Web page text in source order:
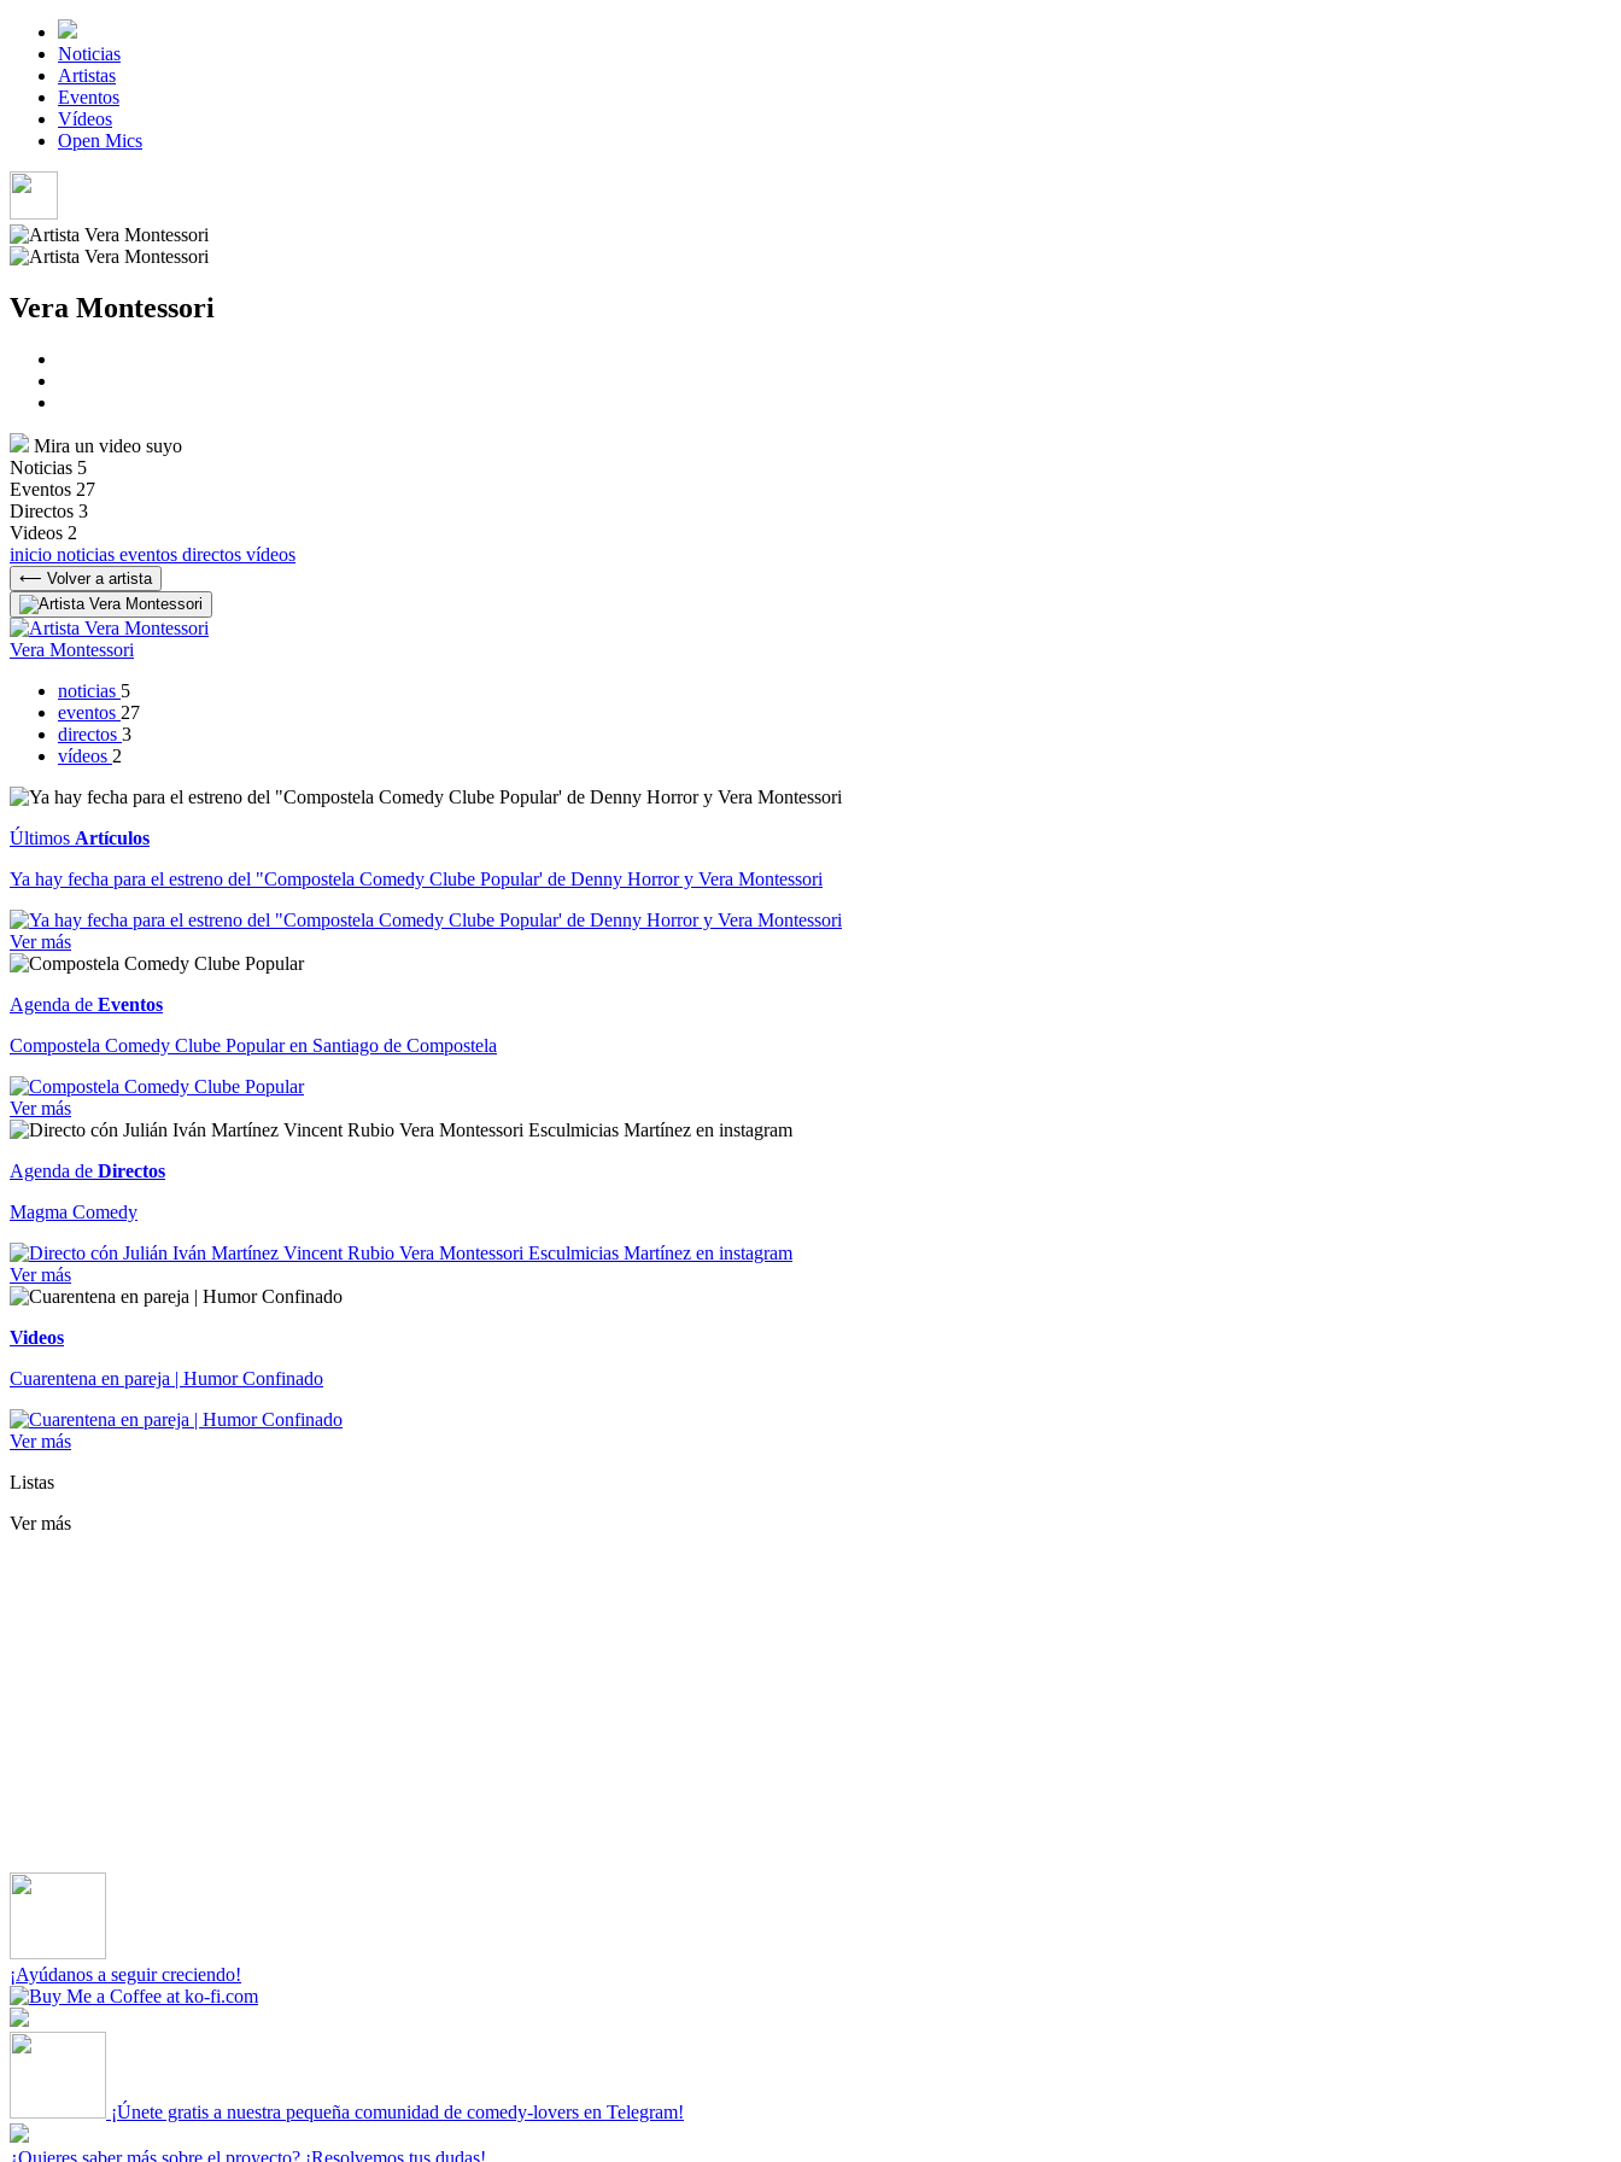
Noticias
Artistas
Eventos
Vídeos
Open Mics
Vera Montessori
Mira un video suyo
Noticias 5
Eventos 27
Directos 3
Videos 2
inicio noticias eventos directos vídeos
⟵ Volver a artista
Vera Montessori
noticias 5
eventos 27
directos 3
vídeos 2
Últimos Artículos
Ya hay fecha para el estreno del "Compostela Comedy Clube Popular' de Denny Horror y Vera Montessori
Ver más
Agenda de Eventos
Compostela Comedy Clube Popular en Santiago de Compostela
Ver más
Agenda de Directos
Magma Comedy
Ver más
Videos
Cuarentena en pareja | Humor Confinado
Ver más
Listas
Ver más
¡Ayúdanos a seguir creciendo!
¡Únete gratis a nuestra pequeña comunidad de comedy-lovers en Telegram!
¿Quieres saber más sobre el proyecto? ¡Resolvemos tus dudas!